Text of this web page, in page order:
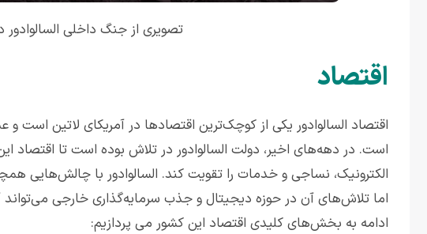
تصویری از جنگ داخلی
اقتصاد
اقتصاد السالوادور یکی از کوچک‌ترین اقتصادها در آمریکای لاتین است
است. در دهه‌های اخیر، دولت السالوادور در تلاش بوده است تا اقتصاد
الکترونیک، نساجی و خدمات را تقویت کند. السالوادور با چالش‌هایی
اما تلاش‌های آن در حوزه دیجیتال و جذب سرمایه‌گذاری خارجی می‌تواند
ادامه به بخش‌های کلیدی اقتصاد این کشور می پردازیم: